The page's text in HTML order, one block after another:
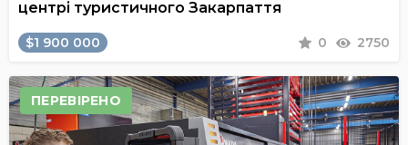
центрі туристичного Закарпаття
$1 900 000 0 2750
ПЕРЕВІРЕНО